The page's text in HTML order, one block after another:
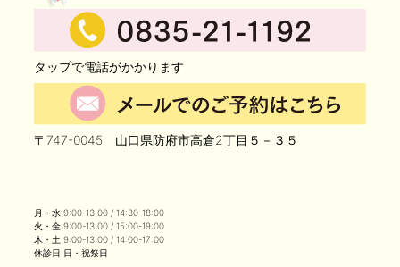
タップで電話がかかります
〒747-0045 山口県防府市高倉2丁目５－３５
月・水 9:00-13:00 / 14:30-18:00
火・金 9:00-13:00 / 15:00-19:00
木・土 9:00-13:00 / 14:00-17:00
休診日 日・祝祭日